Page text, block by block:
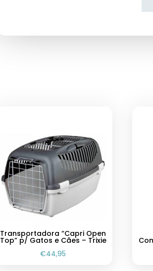
Transportadora “Capri Open
Top” p/ Gatos e Cães – Trixie
€44,95